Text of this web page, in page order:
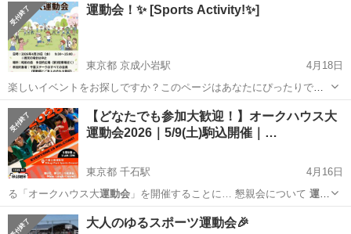
運動会！✨️ [Sports Activity!✨️]
東京都 京成小岩駅
4月18日
楽しいイベントをお探しですか？このページはあなたにぴったりで
す！✨️ 4月29日、午前9時30分から午後3時までスポーツイベントを開
催します。ぜひご参加ください！楽しい時間を過ごせますよ❤️ ご質問
があれば、お気軽にご...
東京 江戸川区 京成小岩駅 パーティー 運動会
【どなたでも参加大歓迎！】オークハウス大
運動会2026｜5/9(土)駒込開催｜…
東京都 千石駅
4月16日
る「オークハウス大運動会」を開催することに… 懇親会について 運動
会終了後の15:00… が確認された場合は運動会への参加を不可とさ…
東京 文京区 千石駅 スポーツ 会場
大人のゆるスポーツ運動会🎉